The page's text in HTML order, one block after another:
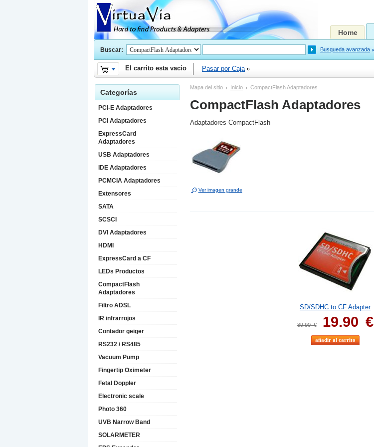
Home
Buscar: Busqueda avanzada
El carrito esta vacio Pasar por Caja
Mapa del sitio Inicio CompactFlash Adaptadores
CompactFlash Adaptadores
Adaptadores CompactFlash
Ver imagen grande
SD/SDHC to CF Adapter
39.90 € 19.90 €
Categorías
PCI-E Adaptadores
PCI Adaptadores
ExpressCard
Adaptadores
USB Adaptadores
IDE Adaptadores
PCMCIA Adaptadores
Extensores
SATA
SCSCI
DVI Adaptadores
HDMI
ExpressCard a CF
LEDs Productos
CompactFlash
Adaptadores
Filtro ADSL
IR infrarrojos
Contador geiger
RS232 / RS485
Vacuum Pump
Fingertip Oximeter
Fetal Doppler
Electronic scale
Photo 360
UVB Narrow Band
SOLARMETER